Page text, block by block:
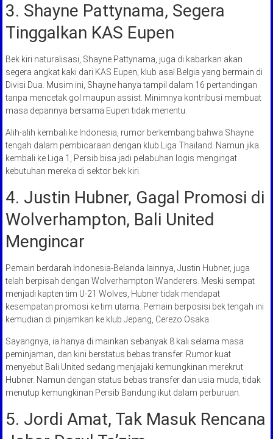
3. Shayne Pattynama, Segera
Tinggalkan KAS Eupen
Bek kiri naturalisasi, Shayne Pattynama, juga di kabarkan akan
segera angkat kaki dari KAS Eupen, klub asal Belgia yang bermain di
Divisi Dua. Musim ini, Shayne hanya tampil dalam 16 pertandingan
tanpa mencetak gol maupun assist. Minimnya kontribusi membuat
masa depannya bersama Eupen tidak menentu.
Alih-alih kembali ke Indonesia, rumor berkembang bahwa Shayne
tengah dalam pembicaraan dengan klub Liga Thailand. Namun jika
kembali ke Liga 1, Persib bisa jadi pelabuhan logis mengingat
kebutuhan mereka di sektor bek kiri.
4. Justin Hubner, Gagal Promosi di
Wolverhampton, Bali United
Mengincar
Pemain berdarah Indonesia-Belanda lainnya, Justin Hubner, juga
telah berpisah dengan Wolverhampton Wanderers. Meski sempat
menjadi kapten tim U-21 Wolves, Hubner tidak mendapat
kesempatan promosi ke tim utama. Pemain berposisi bek tengah ini
kemudian di pinjamkan ke klub Jepang, Cerezo Osaka.
Sayangnya, ia hanya di mainkan sebanyak 8 kali selama masa
peminjaman, dan kini berstatus bebas transfer. Rumor kuat
menyebut Bali United sedang menjajaki kemungkinan merekrut
Hubner. Namun dengan status bebas transfer dan usia muda, tidak
menutup kemungkinan Persib Bandung ikut dalam perburuan.
5. Jordi Amat, Tak Masuk Rencana